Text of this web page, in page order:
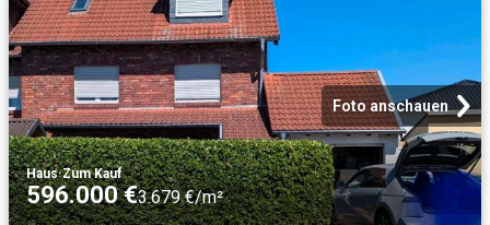
Foto anschauen
Haus·Zum Kauf
596.000 €3.679 €/m²